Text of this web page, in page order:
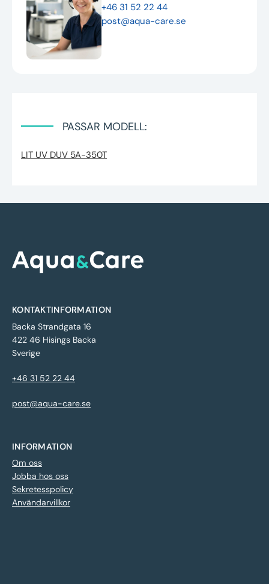
+46 31 52 22 44
post@aqua-care.se
PASSAR MODELL:
LIT UV DUV 5A-350T
KONTAKTINFORMATION
Backa Strandgata 16
422 46 Hisings Backa
Sverige
+46 31 52 22 44
post@aqua-care.se
INFORMATION
Om oss
Jobba hos oss
Sekretesspolicy
Användarvillkor